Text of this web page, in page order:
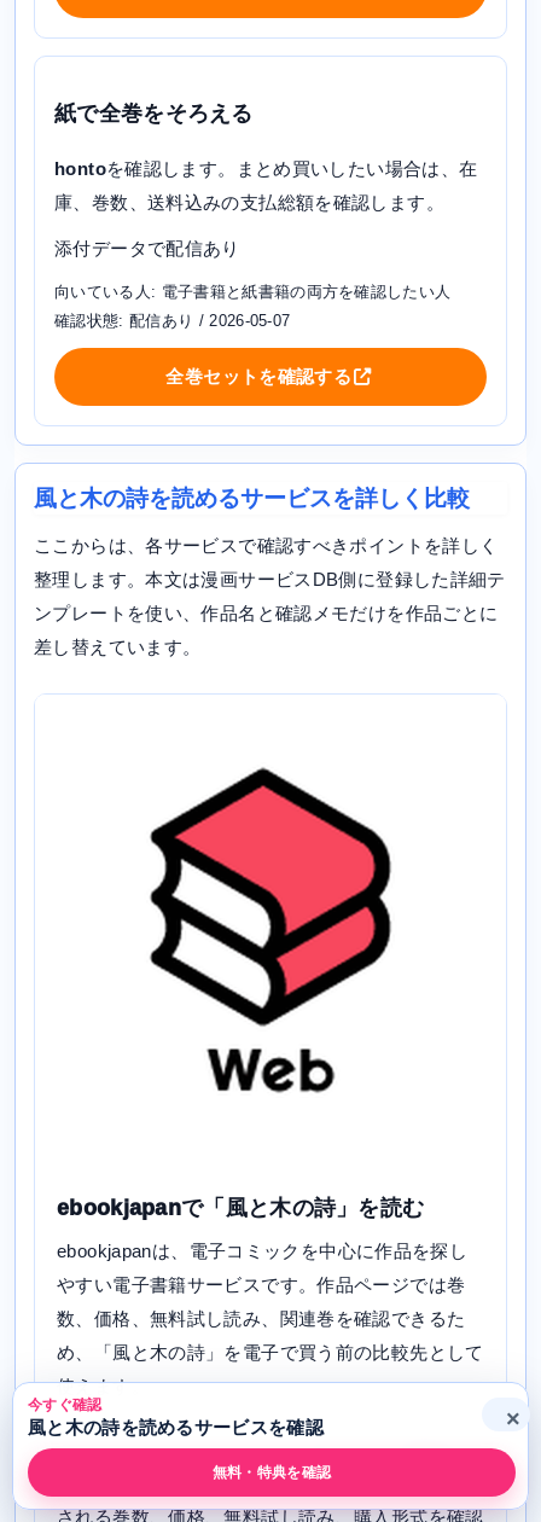
紙で全巻をそろえる
hontoを確認します。まとめ買いしたい場合は、在
庫、巻数、送料込みの支払総額を確認します。
添付データで配信あり
向いている人: 電子書籍と紙書籍の両方を確認したい人
確認状態: 配信あり / 2026-05-07
全巻セットを確認する
風と木の詩を読めるサービスを詳しく比較
ここからは、各サービスで確認すべきポイントを詳しく
整理します。本文は漫画サービスDB側に登録した詳細テ
ンプレートを使い、作品名と確認メモだけを作品ごとに
差し替えています。
ebookjapanで「風と木の詩」を読む
ebookjapanは、電子コミックを中心に作品を探し
やすい電子書籍サービスです。作品ページでは巻
数、価格、無料試し読み、関連巻を確認できるた
め、「風と木の詩」を電子で買う前の比較先として
使えます。
「風と木の詩」については、添付データで配信あ
り。ebookjapanで読む場合は、作品ページに表示
される巻数、価格、無料試し読み、購入形式を確認
今すぐ確認
風と木の詩を読めるサービスを確認
無料・特典を確認
×